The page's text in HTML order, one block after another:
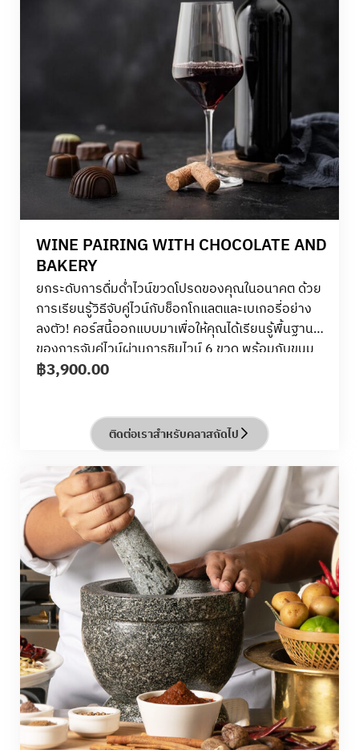
WINE PAIRING WITH CHOCOLATE AND
BAKERY
ยกระดับการดื่มด่ำไวน์ขวดโปรดของคุณในอนาคต ด้วย
การเรียนรู้วิธีจับคู่ไวน์กับช็อกโกแลตและเบเกอรี่อย่าง
ลงตัว! คอร์สนี้ออกแบบมาเพื่อให้คุณได้เรียนรู้พื้นฐาน
ของการจับคู่ไวน์ผ่านการชิมไวน์ 6 ขวด พร้อมกับขนม
หวาน 6 ชนิด เรียนรู้วิธีวิเคราะห์รสชาติที่แตกต่างกัน
฿3,900.00
ติดต่อเราสำหรับคลาสถัดไป